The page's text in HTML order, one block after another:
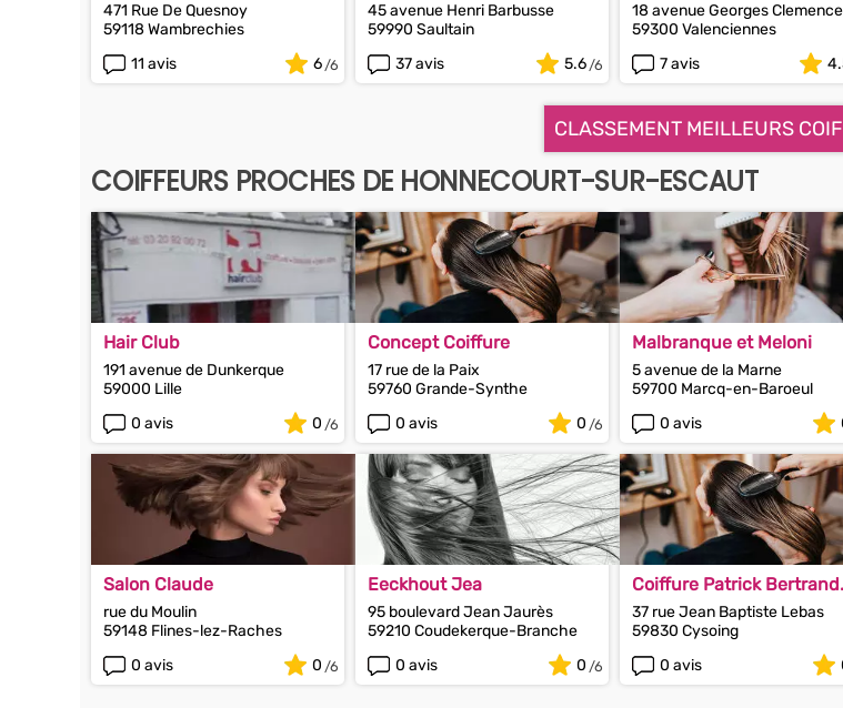
471 Rue De Quesnoy
59118 Wambrechies
11 avis
6
45 avenue Henri Barbusse
59990 Saultain
37 avis
5.6
18 avenue Georges
59300 Valenciennes
7 avis
CLASSEMENT MEILLEURS
COIFFEURS PROCHES DE HONNECOURT-SUR-ESCAUT
Hair Club
191 avenue de Dunkerque
59000 Lille
0 avis
0
Concept Coiffure
17 rue de la Paix
59760 Grande-Synthe
0 avis
0
Malbranque et Meloni
5 avenue de la Marne
59700 Marcq-en-Baroeul
0 avis
Salon Claude
rue du Moulin
59148 Flines-lez-Raches
0 avis
0
Eeckhout Jea
95 boulevard Jean Jaurès
59210 Coudekerque-Branche
0 avis
0
Coiffure Patrick Bertrand
Meurisse
37 rue Jean Baptiste Lebas
59830 Cysoing
0 avis